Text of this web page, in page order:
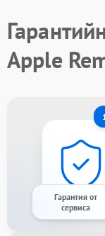
Apple
Гарантия от
сервиса